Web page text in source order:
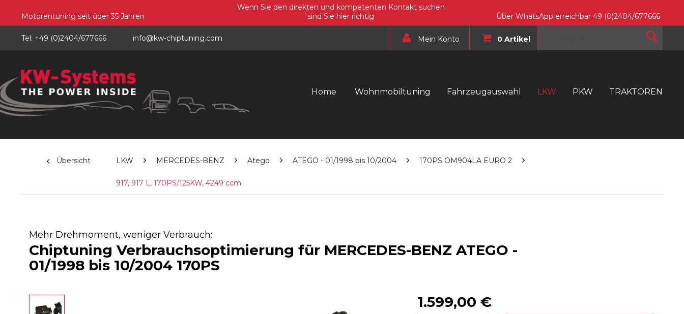
Motorentuning seit über 35 Jahren
Wenn Sie den direkten und kompetenten Kontakt suchen
sind Sie hier richtig
Über WhatsApp erreichbar 49 (0)2404/677666
Tel: +49 (0)2404/677666 info@kw-chiptuning.com Mein Konto 0 Artikel
Home Wohnmobiltuning Fahrzeugauswahl LKW PKW TRAKTOREN
Übersicht LKW MERCEDES-BENZ Atego ATEGO - 01/1998 bis 10/2004 170PS OM904LA EURO 2
917, 917 L, 170PS/125KW, 4249 ccm
Mehr Drehmoment, weniger Verbrauch:
Chiptuning Verbrauchsoptimierung für MERCEDES-BENZ ATEGO -
01/1998 bis 10/2004 170PS
1.599,00 €